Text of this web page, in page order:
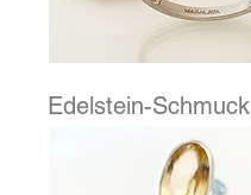
Edelstein-Schmuck